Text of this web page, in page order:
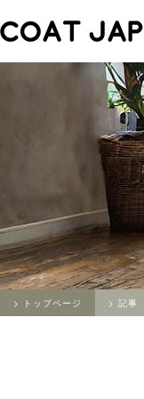
トップページ 記事